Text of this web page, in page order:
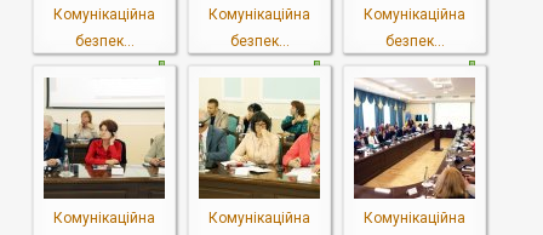
Комунікаційна
безпек...
Комунікаційна
безпек...
Комунікаційна
безпек...
Комунікаційна
Комунікаційна
Комунікаційна